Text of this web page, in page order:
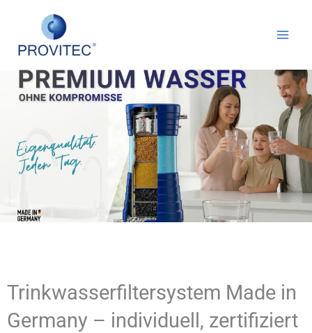
springen
Trinkwasserfiltersystem Made in
Germany – individuell, zertifiziert